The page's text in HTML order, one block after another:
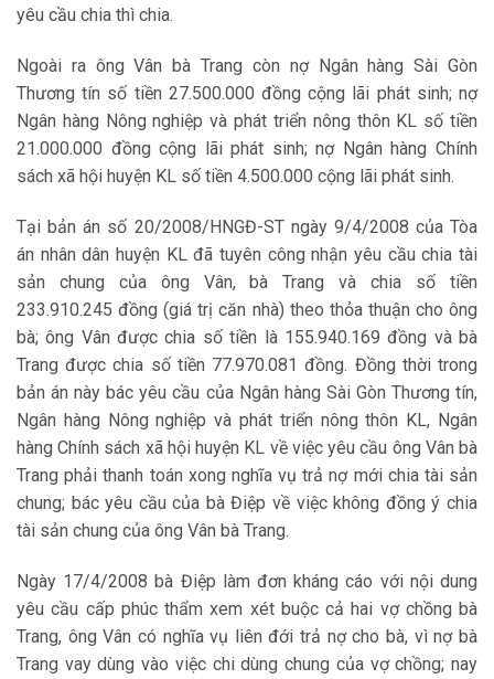
yêu cầu chia thì chia.
Ngoài ra ông Vân bà Trang còn nợ Ngân hàng Sài Gòn
Thương tín số tiền 27.500.000 đồng cộng lãi phát sinh; nợ
Ngân hàng Nông nghiệp và phát triển nông thôn KL số tiền
21.000.000 đồng cộng lãi phát sinh; nợ Ngân hàng Chính
sách xã hội huyện KL số tiền 4.500.000 cộng lãi phát sinh.
Tại bản án số 20/2008/HNGĐ-ST ngày 9/4/2008 của Tòa
án nhân dân huyện KL đã tuyên công nhận yêu cầu chia tài
sản chung của ông Vân, bà Trang và chia số tiền
233.910.245 đồng (giá trị căn nhà) theo thỏa thuận cho ông
bà; ông Vân được chia số tiền là 155.940.169 đồng và bà
Trang được chia số tiền 77.970.081 đồng. Đồng thời trong
bản án này bác yêu cầu của Ngân hàng Sài Gòn Thương tín,
Ngân hàng Nông nghiệp và phát triển nông thôn KL, Ngân
hàng Chính sách xã hội huyện KL về việc yêu cầu ông Vân bà
Trang phải thanh toán xong nghĩa vụ trả nợ mới chia tài sản
chung; bác yêu cầu của bà Điệp về việc không đồng ý chia
tài sản chung của ông Vân bà Trang.
Ngày 17/4/2008 bà Điệp làm đơn kháng cáo với nội dung
yêu cầu cấp phúc thẩm xem xét buộc cả hai vợ chồng bà
Trang, ông Vân có nghĩa vụ liên đới trả nợ cho bà, vì nợ bà
Trang vay dùng vào việc chi dùng chung của vợ chồng; nay